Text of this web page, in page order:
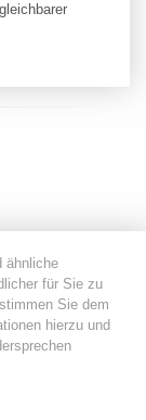
ähnliche
für Sie zu
Sie dem
hierzu und